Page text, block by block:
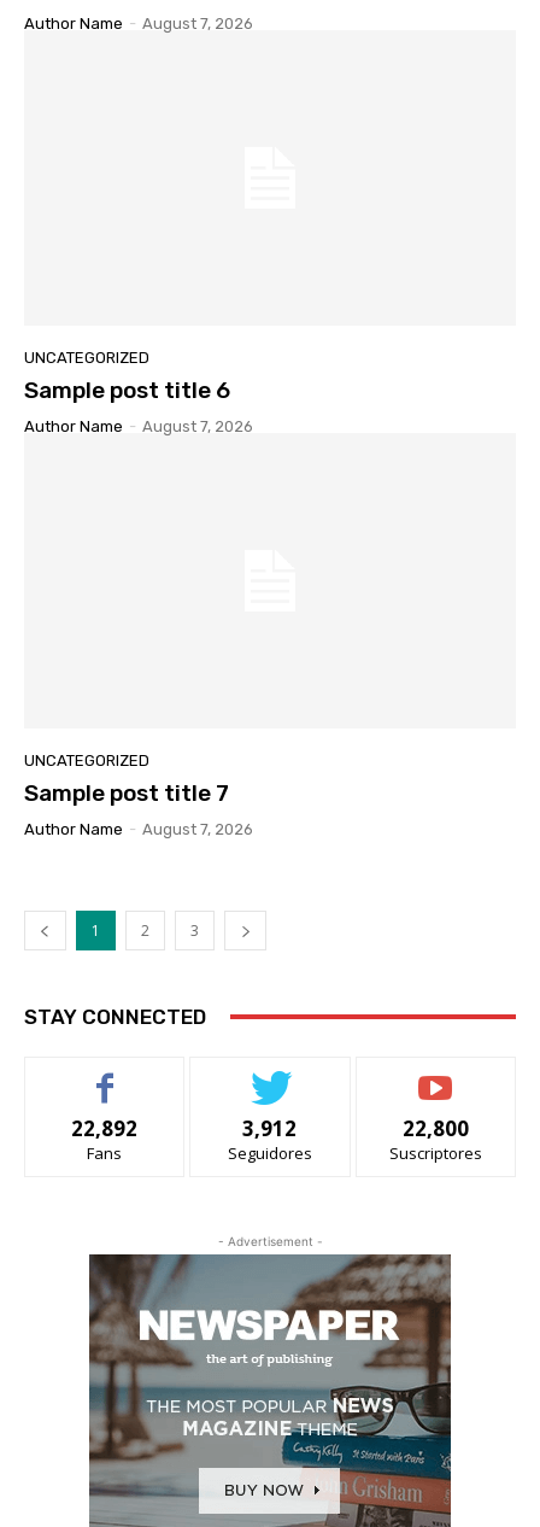
Author Name - August 7, 2026
UNCATEGORIZED
Sample post title 6
Author Name - August 7, 2026
UNCATEGORIZED
Sample post title 7
Author Name - August 7, 2026
1 2 3
STAY CONNECTED
22,892
Fans
3,912
Seguidores
22,800
Suscriptores
- Advertisement -